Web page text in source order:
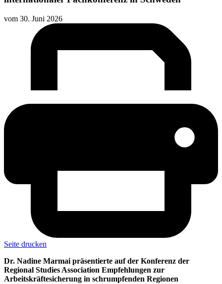
vom 30. Juni 2026
Seite drucken
Dr. Nadine Marmai präsentierte auf der Konferenz der
Regional Studies Association Empfehlungen zur
Arbeitskräftesicherung in schrumpfenden Regionen